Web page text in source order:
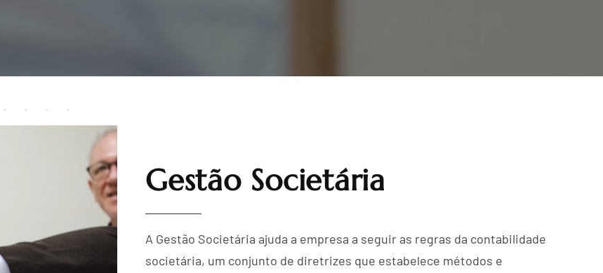
Gestão Societária
A Gestão Societária ajuda a empresa a seguir as regras da contabilidade
societária, um conjunto de diretrizes que estabelece métodos e